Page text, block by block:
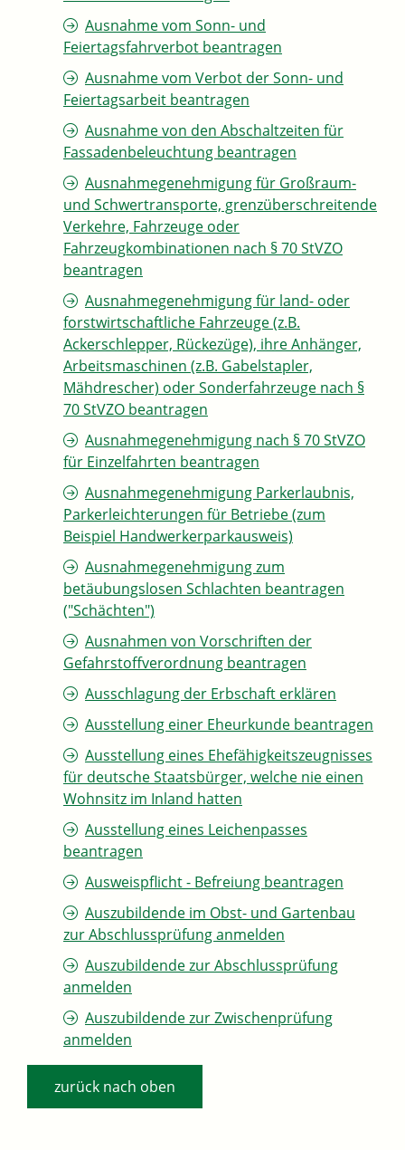
Ausnahme vom Sonn- und
Feiertagsfahrverbot beantragen
Ausnahme vom Verbot der Sonn- und
Feiertagsarbeit beantragen
Ausnahme von den Abschaltzeiten für
Fassadenbeleuchtung beantragen
Ausnahmegenehmigung für Großraum-
und Schwertransporte, grenzüberschreitende
Verkehre, Fahrzeuge oder
Fahrzeugkombinationen nach § 70 StVZO
beantragen
Ausnahmegenehmigung für land- oder
forstwirtschaftliche Fahrzeuge (z.B.
Ackerschlepper, Rückezüge), ihre Anhänger,
Arbeitsmaschinen (z.B. Gabelstapler,
Mähdrescher) oder Sonderfahrzeuge nach §
70 StVZO beantragen
Ausnahmegenehmigung nach § 70 StVZO
für Einzelfahrten beantragen
Ausnahmegenehmigung Parkerlaubnis,
Parkerleichterungen für Betriebe (zum
Beispiel Handwerkerparkausweis)
Ausnahmegenehmigung zum
betäubungslosen Schlachten beantragen
("Schächten")
Ausnahmen von Vorschriften der
Gefahrstoffverordnung beantragen
Ausschlagung der Erbschaft erklären
Ausstellung einer Eheurkunde beantragen
Ausstellung eines Ehefähigkeitszeugnisses
für deutsche Staatsbürger, welche nie einen
Wohnsitz im Inland hatten
Ausstellung eines Leichenpasses
beantragen
Ausweispflicht - Befreiung beantragen
Auszubildende im Obst- und Gartenbau
zur Abschlussprüfung anmelden
Auszubildende zur Abschlussprüfung
anmelden
Auszubildende zur Zwischenprüfung
anmelden
zurück nach oben